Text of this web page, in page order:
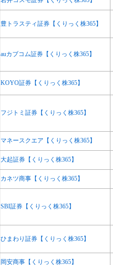
豊トラスティ証券【くりっく株365】
auカブコム証券【くりっく株365】
KOYO証券【くりっく株365】
フジトミ証券【くりっく株365】
マネースクエア【くりっく株365】
大起証券【くりっく株365】
カネツ商事【くりっく株365】
SBI証券【くりっく株365】
ひまわり証券【くりっく株365】
岡安商事【くりっく株365】